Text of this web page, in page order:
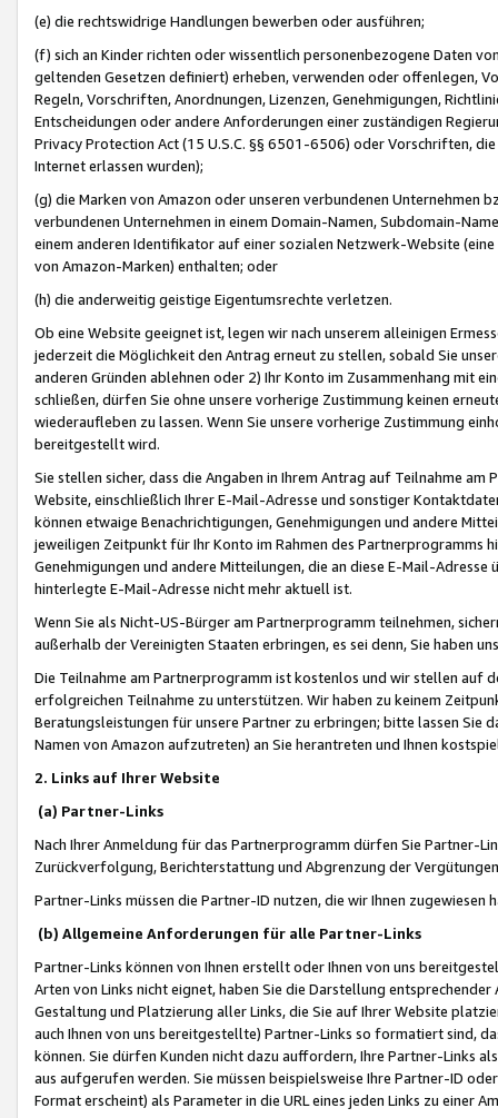
(e) die rechtswidrige Handlungen bewerben oder ausführen;
(f) sich an Kinder richten oder wissentlich personenbezogene Daten
geltenden Gesetzen definiert) erheben, verwenden oder offenlegen,
Regeln, Vorschriften, Anordnungen, Lizenzen, Genehmigungen,
Entscheidungen oder andere Anforderungen einer zuständigen
Privacy Protection Act (15 U.S.C. §§ 6501-6506) oder Vorschriften,
Internet erlassen wurden);
(g) die Marken von Amazon oder unseren verbundenen Unternehmen
verbundenen Unternehmen in einem Domain-Namen, Subdomain-
einem anderen Identifikator auf einer sozialen Netzwerk-Website
von Amazon-Marken) enthalten; oder
(h) die anderweitig geistige Eigentumsrechte verletzen.
Ob eine Website geeignet ist, legen wir nach unserem alleinigen
jederzeit die Möglichkeit den Antrag erneut zu stellen, sobald Sie
anderen Gründen ablehnen oder 2) Ihr Konto im Zusammenhang mit
schließen, dürfen Sie ohne unsere vorherige Zustimmung keinen
wiederaufleben zu lassen. Wenn Sie unsere vorherige Zustimmung
bereitgestellt wird.
Sie stellen sicher, dass die Angaben in Ihrem Antrag auf Teilnahme
Website, einschließlich Ihrer E-Mail-Adresse und sonstiger
können etwaige Benachrichtigungen, Genehmigungen und andere
jeweiligen Zeitpunkt für Ihr Konto im Rahmen des Partnerprogramms
Genehmigungen und andere Mitteilungen, die an diese E-Mail-
hinterlegte E-Mail-Adresse nicht mehr aktuell ist.
Wenn Sie als Nicht-US-Bürger am Partnerprogramm teilnehmen,
außerhalb der Vereinigten Staaten erbringen, es sei denn, Sie haben
Die Teilnahme am Partnerprogramm ist kostenlos und wir stellen auf
erfolgreichen Teilnahme zu unterstützen. Wir haben zu keinem
Beratungsleistungen für unsere Partner zu erbringen; bitte lassen Sie
Namen von Amazon aufzutreten) an Sie herantreten und Ihnen
2. Links auf Ihrer Website
(a) Partner-Links
Nach Ihrer Anmeldung für das Partnerprogramm dürfen Sie Partner-
Zurückverfolgung, Berichterstattung und Abgrenzung der
Partner-Links müssen die Partner-ID nutzen, die wir Ihnen zugewiesen
(b) Allgemeine Anforderungen für alle Partner-Links
Partner-Links können von Ihnen erstellt oder Ihnen von uns
Arten von Links nicht eignet, haben Sie die Darstellung
Gestaltung und Platzierung aller Links, die Sie auf Ihrer Website
auch Ihnen von uns bereitgestellte) Partner-Links so formatiert sind,
können. Sie dürfen Kunden nicht dazu auffordern, Ihre Partner-Links
aus aufgerufen werden. Sie müssen beispielsweise Ihre Partner-ID
Format erscheint) als Parameter in die URL eines jeden Links zu einer